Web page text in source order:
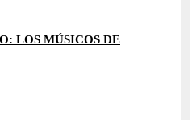
LOS MÚSICOS DE